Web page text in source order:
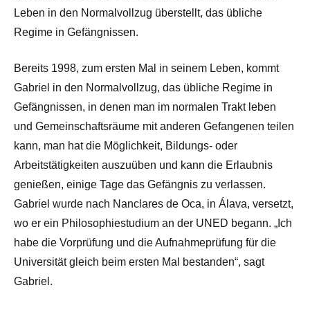
Leben in den Normalvollzug überstellt, das übliche
Regime in Gefängnissen.
Bereits 1998, zum ersten Mal in seinem Leben, kommt
Gabriel in den Normalvollzug, das übliche Regime in
Gefängnissen, in denen man im normalen Trakt leben
und Gemeinschaftsräume mit anderen Gefangenen teilen
kann, man hat die Möglichkeit, Bildungs- oder
Arbeitstätigkeiten auszuüben und kann die Erlaubnis
genießen, einige Tage das Gefängnis zu verlassen.
Gabriel wurde nach Nanclares de Oca, in Álava, versetzt,
wo er ein Philosophiestudium an der UNED begann. „Ich
habe die Vorprüfung und die Aufnahmeprüfung für die
Universität gleich beim ersten Mal bestanden“, sagt
Gabriel.